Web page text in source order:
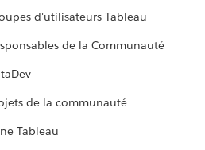
d'utilisateurs Tableau
de la Communauté
de la communauté
Tableau